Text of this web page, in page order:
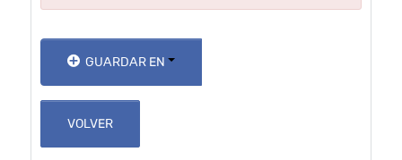
GUARDAR EN
VOLVER